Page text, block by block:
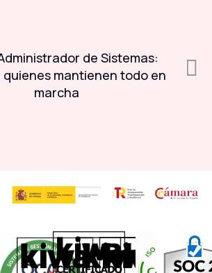
de Sistemas:
quienes mantienen todo en
marcha